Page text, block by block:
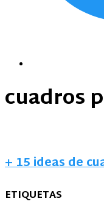
cuadros
+ 15 ideas de
ETIQUETAS